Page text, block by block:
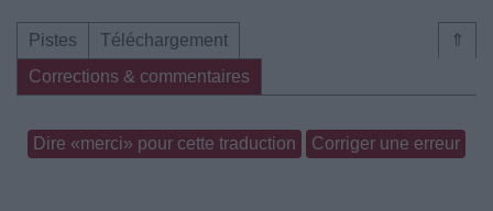
⇑
Pistes
Téléchargement
Corrections & commentaires
Dire «merci» pour cette traduction Corriger une erreur